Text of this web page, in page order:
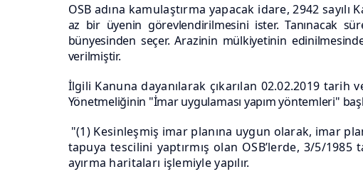
OSB adına kamulaştırma yapacak idare, 2942
az bir üyenin görevlendirilmesini ister. Tanınacak
bünyesinden seçer. Arazinin mülkiyetinin
verilmiştir.
İlgili Kanuna dayanılarak çıkarılan 02.02.2019 tarih
Yönetmeliğinin "İmar uygulaması yapım yöntemleri"
"(1) Kesinleşmiş imar planına uygun olarak, imar
tapuya tescilini yaptırmış olan OSB’lerde, 3/5/
ayırma haritaları işlemiyle yapılır.